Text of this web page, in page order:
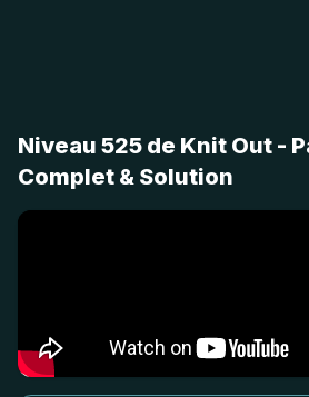
Niveau 525 de Knit Out -
Complet & Solution